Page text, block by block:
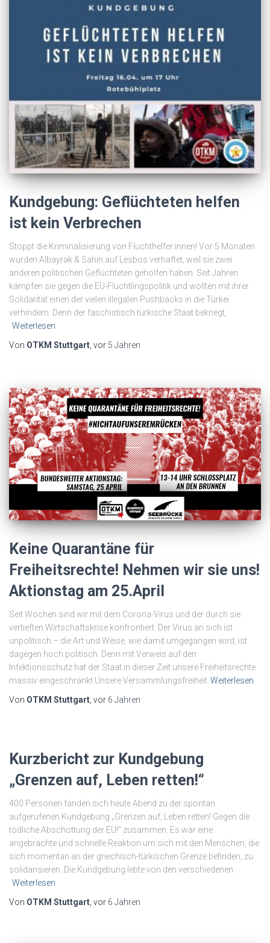
Kundgebung: Geflüchteten helfen
ist kein Verbrechen
Stoppt die Kriminalisierung von Fluchthelfer:innen! Vor 5 Monaten
wurden Albayrak & Sahin auf Lesbos verhaftet, weil sie zwei
anderen politischen Geflüchteten geholfen haben. Seit Jahren
kämpfen sie gegen die EU-Flüchtlingspolitik und wollten mit ihrer
Solidarität einen der vielen illegalen Pushbacks in die Türkei
verhindern. Denn der faschistisch türkische Staat bekriegt,
Weiterlesen
Von OTKM Stuttgart, vor 5 Jahren
Keine Quarantäne für
Freiheitsrechte! Nehmen wir sie uns!
Aktionstag am 25.April
Seit Wochen sind wir mit dem Corona-Virus und der durch sie
vertieften Wirtschaftskrise konfrontiert. Der Virus an sich ist
unpolitisch – die Art und Weise, wie damit umgegangen wird, ist
dagegen hoch politisch. Denn mit Verweis auf den
Infektionsschutz hat der Staat in dieser Zeit unsere Freiheitsrechte
massiv eingeschränkt:Unsere Versammlungsfreiheit Weiterlesen
Von OTKM Stuttgart , vor 6 Jahren
Kurzbericht zur Kundgebung
„Grenzen auf, Leben retten!“
400 Personen fanden sich heute Abend zu der spontan
aufgerufenen Kundgebung „Grenzen auf, Leben retten! Gegen die
tödliche Abschottung der EU!“ zusammen. Es war eine
angebrachte und schnelle Reaktion um sich mit den Menschen, die
sich momentan an der griechisch-türkischen Grenze befinden, zu
solidarisieren. Die Kundgebung lebte von den verschiedenen
Weiterlesen
Von OTKM Stuttgart , vor 6 Jahren